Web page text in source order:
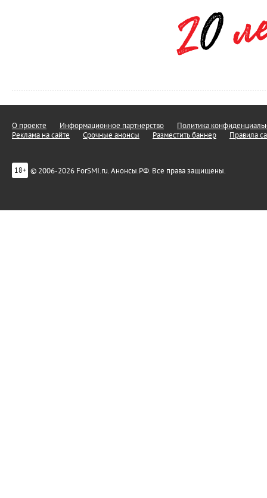
О проекте Информационное партнерство
Политика
Реклама на сайте
Срочные анонсы Разместить баннер Правила
18+ © 2006-2026 ForSMI.ru. Анонсы.РФ. Все права защищены.